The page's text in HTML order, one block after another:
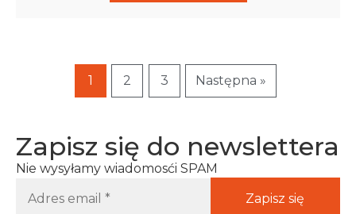
1 2 3 Następna »
Zapisz się do newslettera
Nie wysyłamy wiadomosći SPAM